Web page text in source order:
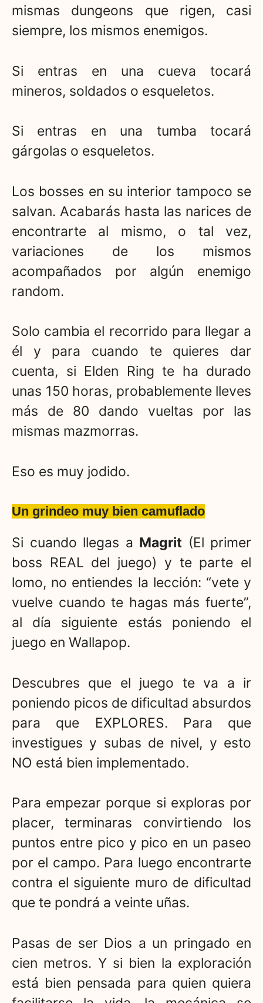
mismas dungeons que rigen, casi
siempre, los mismos enemigos.
Si entras en una cueva tocará
mineros, soldados o esqueletos.
Si entras en una tumba tocará
gárgolas o esqueletos.
Los bosses en su interior tampoco se
salvan. Acabarás hasta las narices de
encontrarte al mismo, o tal vez,
variaciones de los mismos
acompañados por algún enemigo
random.
Solo cambia el recorrido para llegar a
él y para cuando te quieres dar
cuenta, si Elden Ring te ha durado
unas 150 horas, probablemente lleves
más de 80 dando vueltas por las
mismas mazmorras.
Eso es muy jodido.
Un grindeo muy bien camuflado
Si cuando llegas a Magrit (El primer
boss REAL del juego) y te parte el
lomo, no entiendes la lección: “vete y
vuelve cuando te hagas más fuerte”,
al día siguiente estás poniendo el
juego en Wallapop.
Descubres que el juego te va a ir
poniendo picos de dificultad absurdos
para que EXPLORES. Para que
investigues y subas de nivel, y esto
NO está bien implementado.
Para empezar porque si exploras por
placer, terminaras convirtiendo los
puntos entre pico y pico en un paseo
por el campo. Para luego encontrarte
contra el siguiente muro de dificultad
que te pondrá a veinte uñas.
Pasas de ser Dios a un pringado en
cien metros. Y si bien la exploración
está bien pensada para quien quiera